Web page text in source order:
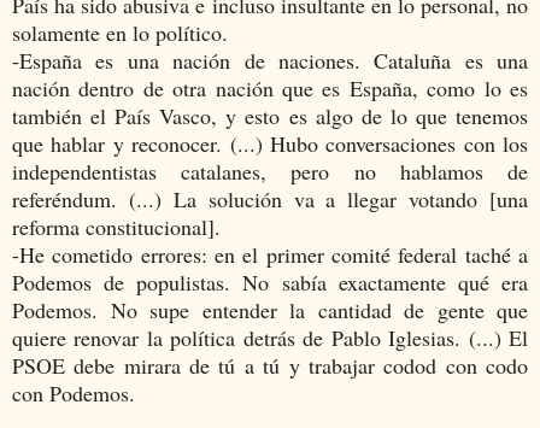
solamente en lo político.
-España es una nación de naciones. Cataluña es una
nación dentro de otra nación que es España, como lo es
también el País Vasco, y esto es algo de lo que tenemos
que hablar y reconocer. (...) Hubo conversaciones con los
independentistas catalanes, pero no hablamos de
referéndum. (...) La solución va a llegar votando [una
reforma constitucional].
-He cometido errores: en el primer comité federal taché a
Podemos de populistas. No sabía exactamente qué era
Podemos. No supe entender la cantidad de gente que
quiere renovar la política detrás de Pablo Iglesias. (...) El
PSOE debe mirara de tú a tú y trabajar codod con codo
con Podemos.